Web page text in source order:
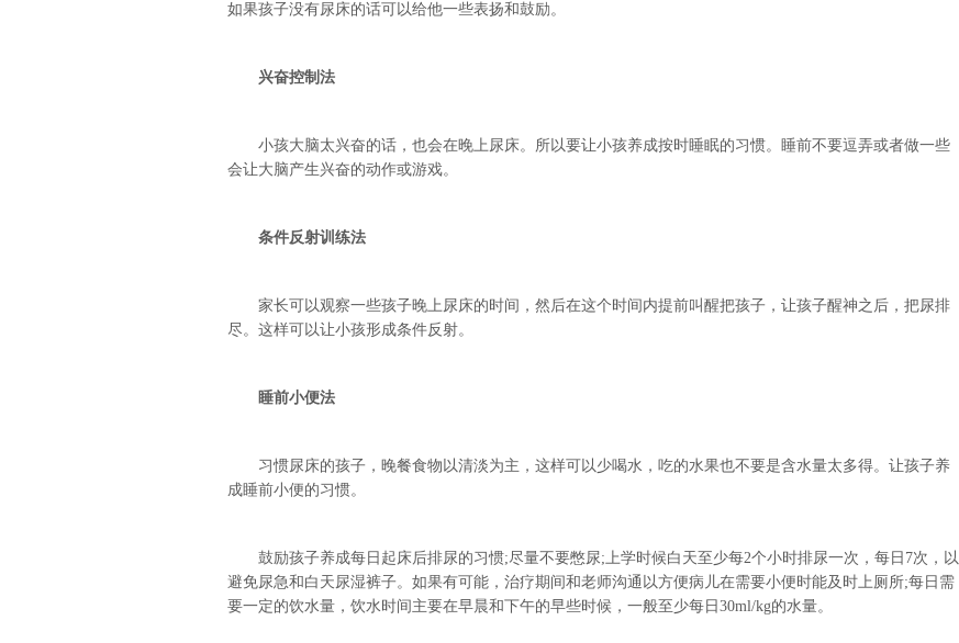
如果孩子没有尿床的话可以给他一些表扬和鼓励。
兴奋控制法
小孩大脑太兴奋的话，也会在晚上尿床。所以要让小孩养成按时睡眠的习惯。睡前不要逗弄或者做一些
会让大脑产生兴奋的动作或游戏。
条件反射训练法
家长可以观察一些孩子晚上尿床的时间，然后在这个时间内提前叫醒把孩子，让孩子醒神之后，把尿排
尽。这样可以让小孩形成条件反射。
睡前小便法
习惯尿床的孩子，晚餐食物以清淡为主，这样可以少喝水，吃的水果也不要是含水量太多得。让孩子养
成睡前小便的习惯。
鼓励孩子养成每日起床后排尿的习惯;尽量不要憋尿;上学时候白天至少每2个小时排尿一次，每日7次，以
避免尿急和白天尿湿裤子。如果有可能，治疗期间和老师沟通以方便病儿在需要小便时能及时上厕所;每日需
要一定的饮水量，饮水时间主要在早晨和下午的早些时候，一般至少每日30ml/kg的水量。